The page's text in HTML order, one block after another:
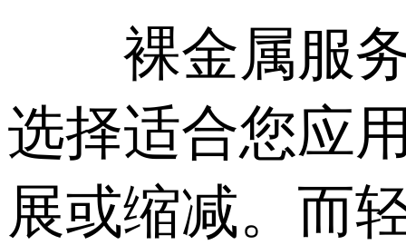
裸金属服务
选择适合您应
展或缩减。而